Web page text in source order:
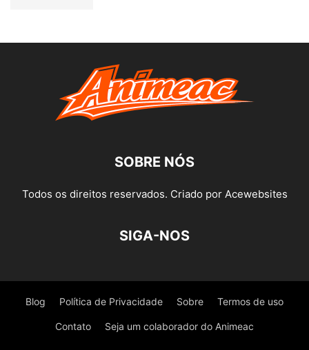
SOBRE NÓS
Todos os direitos reservados. Criado por Acewebsites
SIGA-NOS
Blog Política de Privacidade Sobre Termos de uso
Contato Seja um colaborador do Animeac